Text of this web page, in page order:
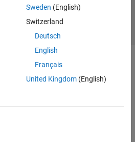
Sweden (English)
Switzerland
Deutsch
English
Français
United Kingdom(English)
Website auswählen
Deutschland